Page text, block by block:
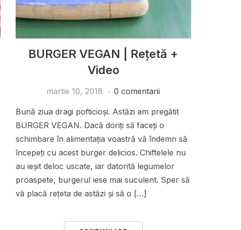
BURGER VEGAN | Rețetă +
Video
martie 10, 2018 0 comentarii
Bună ziua dragi pofticioși. Astăzi am pregătit
BURGER VEGAN. Dacă doriți să faceți o
schimbare în alimentația voastră vă îndemn să
începeți cu acest burger delicios. Chiftelele nu
au ieșit deloc uscate, iar datorită legumelor
proaspete, burgerul iese mai suculent. Sper să
vă placă rețeta de astăzi și să o […]